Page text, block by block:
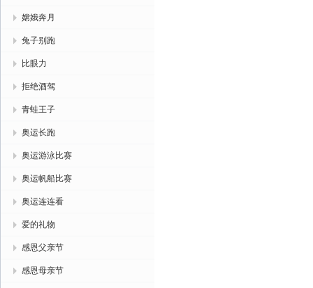
嫦娥奔月
兔子别跑
比眼力
拒绝酒驾
青蛙王子
奥运长跑
奥运游泳比赛
奥运帆船比赛
奥运连连看
爱的礼物
感恩父亲节
感恩母亲节